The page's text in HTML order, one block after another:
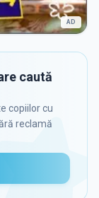
AD
caută
copiilor cu
reclamă